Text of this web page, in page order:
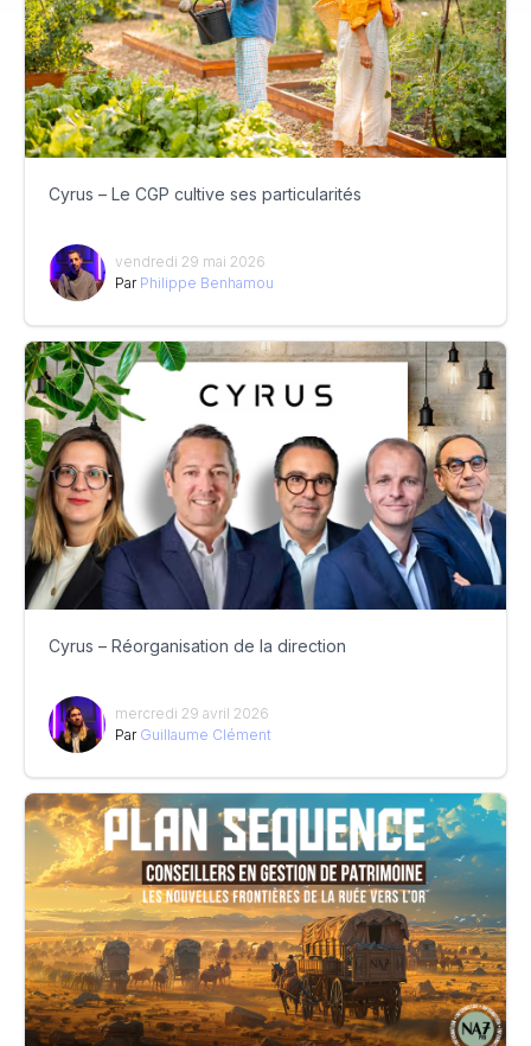
Cyrus – Le CGP cultive ses particularités
vendredi 29 mai 2026
Par Philippe Benhamou
Cyrus – Réorganisation de la direction
mercredi 29 avril 2026
Par Guillaume Clément